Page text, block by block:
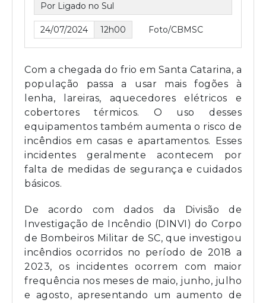
Por Ligado no Sul
24/07/2024 12h00 Foto/CBMSC
Com a chegada do frio em Santa Catarina, a
população passa a usar mais fogões à
lenha, lareiras, aquecedores elétricos e
cobertores térmicos. O uso desses
equipamentos também aumenta o risco de
incêndios em casas e apartamentos. Esses
incidentes geralmente acontecem por
falta de medidas de segurança e cuidados
básicos.
De acordo com dados da Divisão de
Investigação de Incêndio (DINVI) do Corpo
de Bombeiros Militar de SC, que investigou
incêndios ocorridos no período de 2018 a
2023, os incidentes ocorrem com maior
frequência nos meses de maio, junho, julho
e agosto, apresentando um aumento de